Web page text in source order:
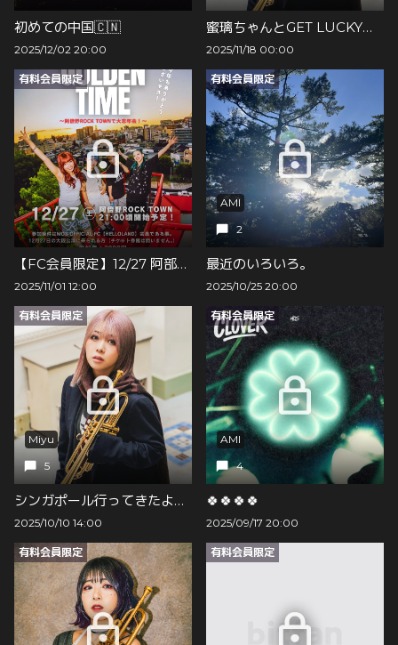
初めての中国🇨🇳
2025/12/02 20:00
蜜璃ちゃんとGET LUCKY🩷💚/Miyu
2025/11/18 00:00
有料会員限定
【FC会員限定】12/27 阿部野ROCK TOWNにて開催する大忘年会申込URLを公開👀
2025/11/01 12:00
有料会員限定
AMI
2
最近のいろいろ。
2025/10/25 20:00
有料会員限定
Miyu
5
シンガポール行ってきたよ🍀/Miyu
2025/10/10 14:00
有料会員限定
AMI
4
🍀🍀🍀🍀
2025/09/17 20:00
有料会員限定 有料会員限定